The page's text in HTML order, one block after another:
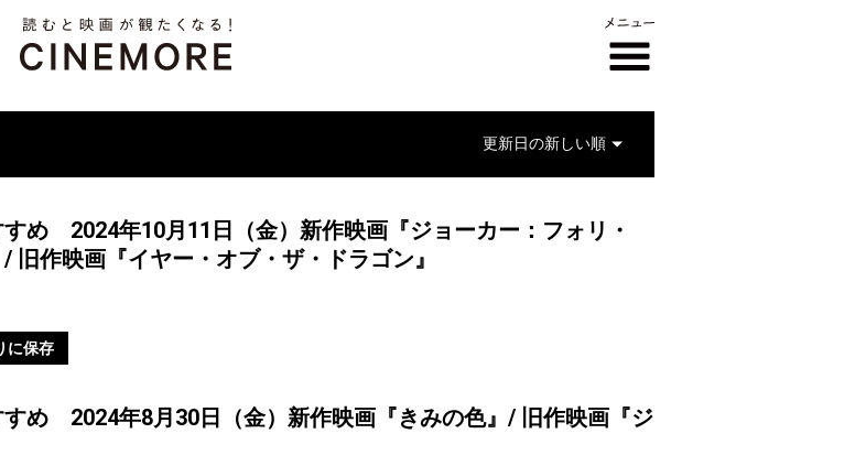
め 2024年10月11日（金）新作映画『ジョーカー：フォリ・
旧作映画『イヤー・オブ・ザ・ドラゴン』
に保存
め 2024年8月30日（金）新作映画『きみの色』/ 旧作映画『ジ